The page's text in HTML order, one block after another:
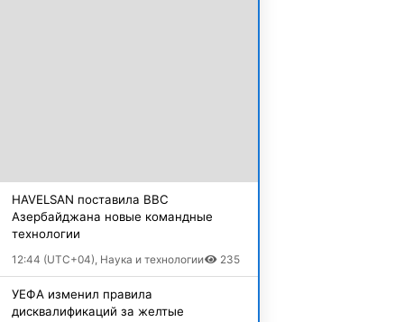
HAVELSAN поставила ВВС
Азербайджана новые командные
технологии
12:44 (UTC+04), Наука и технологии 235
УЕФА изменил правила
дисквалификаций за желтые